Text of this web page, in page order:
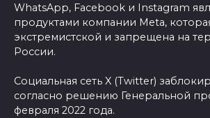
WhatsApp, Facebook и Instagram
продуктами компании Meta,
экстремистской и запрещена на
России.
Социальная сеть X (Twitter)
согласно решению Генеральной
февраля 2022 года.